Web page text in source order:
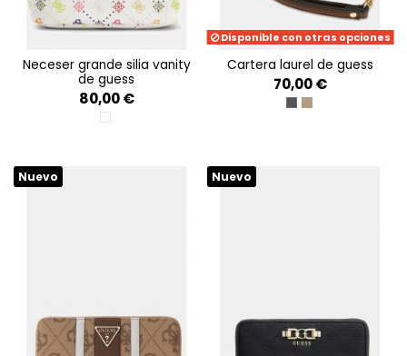
La marca Guess también es reconocida por sus accesorios. Sus
gorras son una apuesta segura, sus
un clásico
neceser grande silia vanity
de guess
80,00 €
MULTI LOGO
Disponible con otras opciones
cartera laurel de guess
70,00 €
COAL LOGO
LATTE LOGO/
Nuevo Nuevo